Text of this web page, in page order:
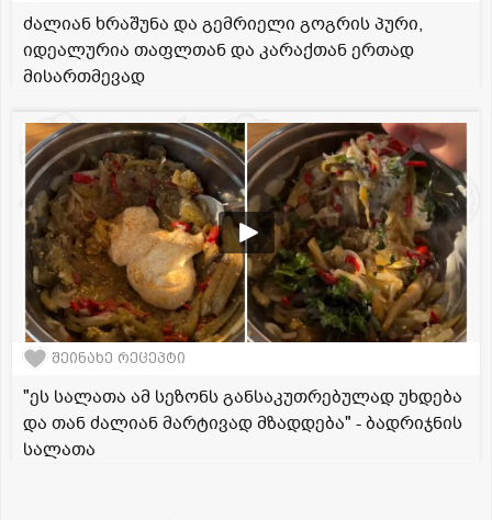
ძალიან ხრაშუნა და გემრიელი გოგრის პური,
იდეალურია თაფლთან და კარაქთან ერთად
მისართმევად
შეინახე რეცეპტი
"ეს სალათა ამ სეზონს განსაკუთრებულად უხდება
და თან ძალიან მარტივად მზადდება" - ბადრიჯნის
სალათა